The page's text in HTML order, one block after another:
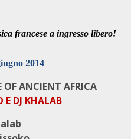
francese a ingresso libero!
2014
OF ANCIENT AFRICA
E DJ KHALAB